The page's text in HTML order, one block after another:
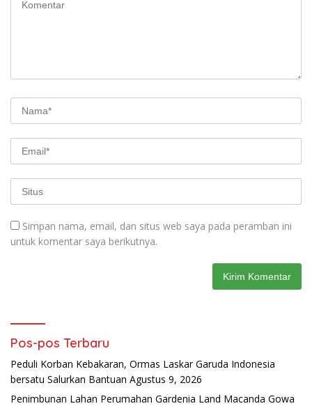
Simpan nama, email, dan situs web saya pada peramban ini
untuk komentar saya berikutnya.
Pos-pos Terbaru
Peduli Korban Kebakaran, Ormas Laskar Garuda Indonesia
bersatu Salurkan Bantuan Agustus 9, 2026
Penimbunan Lahan Perumahan Gardenia Land Macanda Gowa